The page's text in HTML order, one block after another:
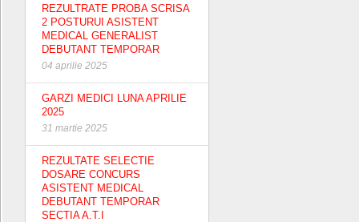
REZULTRATE PROBA SCRISA
2 POSTURUI ASISTENT
MEDICAL GENERALIST
DEBUTANT TEMPORAR
04 aprilie 2025
GARZI MEDICI LUNA APRILIE
2025
31 martie 2025
REZULTATE SELECTIE
DOSARE CONCURS
ASISTENT MEDICAL
DEBUTANT TEMPORAR
SECTIA A.T.I